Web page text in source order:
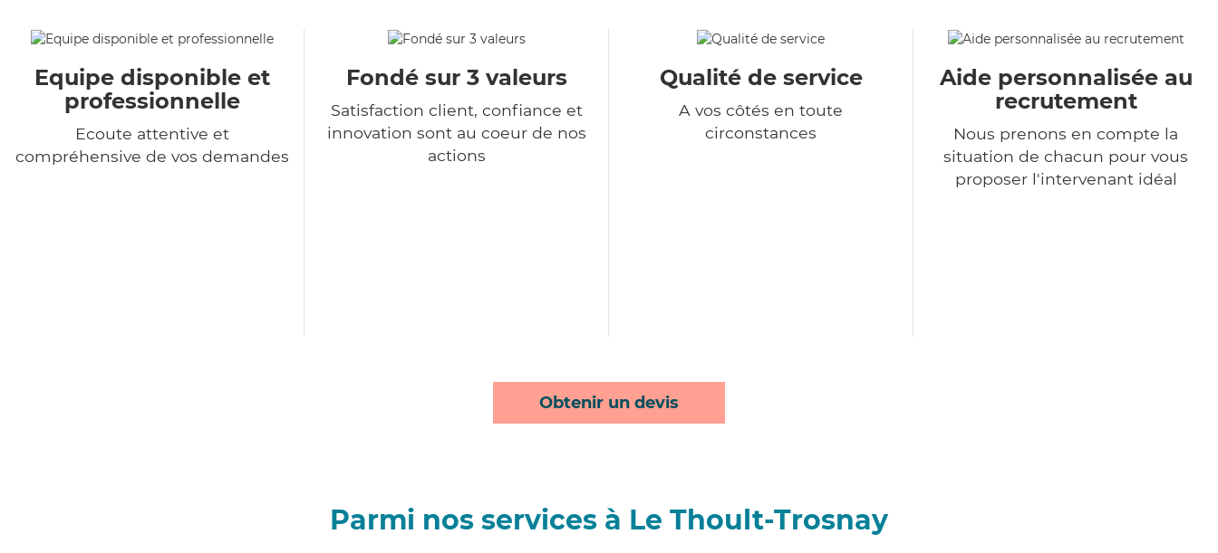
Equipe disponible et
professionnelle
Ecoute attentive et
compréhensive de vos demandes
Fondé sur 3 valeurs
Satisfaction client, confiance et
innovation sont au coeur de nos
actions
Qualité de service
A vos côtés en toute
circonstances
Aide personnalisée au
recrutement
Nous prenons en compte la
situation de chacun pour vous
proposer l'intervenant idéal
Obtenir un devis
Parmi nos services à Le Thoult-Trosnay